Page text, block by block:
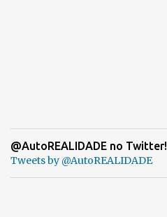
@AutoREALIDADE no Twitter!
Tweets by @AutoREALIDADE